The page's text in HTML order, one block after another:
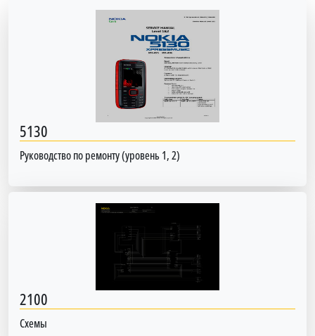
5130
Руководство по ремонту (уровень 1, 2)
2100
Схемы